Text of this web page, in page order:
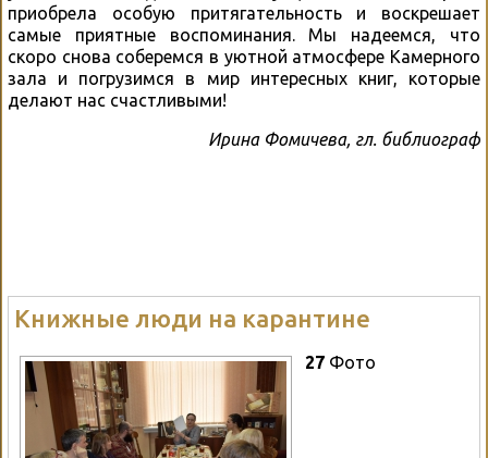
приобрела особую притягательность и воскрешает
самые приятные воспоминания. Мы надеемся, что
скоро снова соберемся в уютной атмосфере Камерного
зала и погрузимся в мир интересных книг, которые
делают нас счастливыми!
Ирина Фомичева, гл. библиограф
Книжные люди на карантине
27 Фото